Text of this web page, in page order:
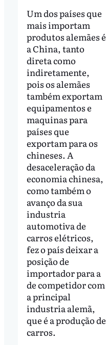
Um dos países que
mais importam
produtos alemães é
a China, tanto
direta como
indiretamente,
pois os alemães
também exportam
equipamentos e
maquinas para
países que
exportam para os
chineses. A
desaceleração da
economia chinesa,
como também o
avanço da sua
industria
automotiva de
carros elétricos,
fez o país deixar a
posição de
importador para a
de competidor com
a principal
industria alemã,
que é a produção de
carros.